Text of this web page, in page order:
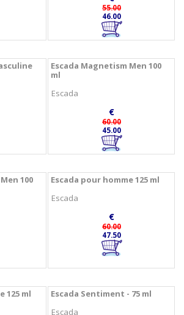
55.00
46.00
Escada Magnetism Men 100
ml
Escada
€
60.00
45.00
100
Escada pour homme 125 ml
Escada
€
60.00
47.50
125 ml
Escada Sentiment - 75 ml
Escada